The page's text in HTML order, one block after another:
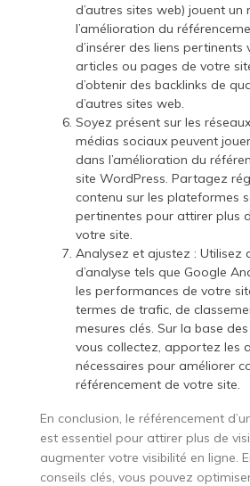
d’autres sites web) jouent un
l’amélioration du
d’insérer des liens pertinents
articles ou pages de votre
d’obtenir des backlinks de
d’autres sites web.
Soyez présent sur les
médias sociaux peuvent
dans l’amélioration du
site WordPress. Partagez
contenu sur les plateformes
pertinentes pour attirer plus
votre site.
Analysez et ajustez : Utilisez
d’analyse tels que Google
les performances de votre
termes de trafic, de
mesures clés. Sur la base
vous collectez, apportez les
nécessaires pour améliorer
référencement de votre site.
En conclusion, le référencement
est essentiel pour attirer plus de
augmenter votre visibilité en ligne.
conseils clés, vous pouvez